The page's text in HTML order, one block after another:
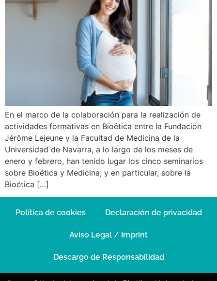
En el marco de la colaboración para la realización de
actividades formativas en Bioética entre la Fundación
Jérôme Lejeune y la Facultad de Medicina de la
Universidad de Navarra, a lo largo de los meses de
enero y febrero, han tenido lugar los cinco seminarios
sobre Bioética y Medicina, y en particular, sobre la
Bioética […]
Política de cookies Declaración de privacidad
Aviso Legal / Imprint
Descargo de Responsabilidad